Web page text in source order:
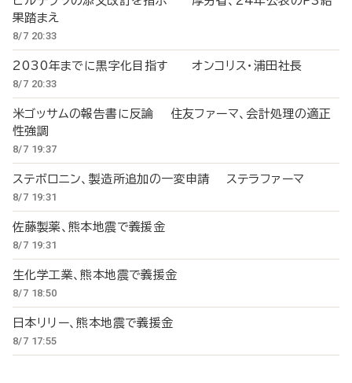
果踏まえ
8/7 20:33
2030年までに黒字化目指す オンコリス・浦田社長
8/7 20:33
米ゴッサムの報告書に反論 住友ファーマ、会計処理の適正
性強調
8/7 19:37
ステボロニン、製造所追加の一変申請 ステラファーマ
8/7 19:31
佐藤製薬、熊本地震で義援金
8/7 19:31
生化学工業、熊本地震で義援金
8/7 18:50
日本リリー、熊本地震で義援金
8/7 17:55